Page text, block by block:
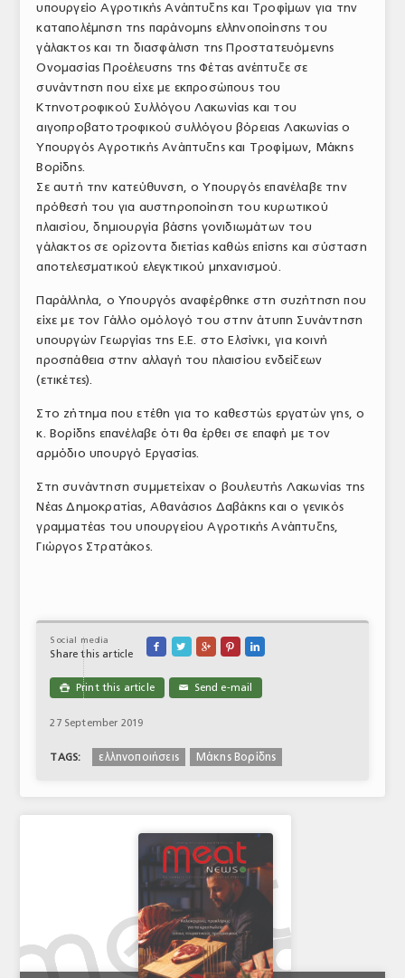
ΕΜΠΟΡΙΚΟΙ ΑΝΤΙΠΡΟΣΩΠΟΙ
ΝΟΜΟΘΕΣΙΑ
ΕΥΡΩΠΑΪΚΗ ΝΟΜΟΘΕΣΙΑ
ΤΟ ΠΕΡΙΟΔΙΚΟ
Profile
ΑΡΧΕΙΟ ΤΕΥΧΩΝ
ΣΥΝΕΔΡΙΟ ΚΡΕΑΤΟΣ
υπουργείο Αγροτικής Ανάπτυξης και Τροφίμων για την
καταπολέμηση της παράνομης ελληνοποίησης του
γάλακτος και τη διασφάλιση της Προστατευόμενης
Ονομασίας Προέλευσης της Φέτας ανέπτυξε σε
συνάντηση που είχε με εκπροσώπους του
Κτηνοτροφικού Συλλόγου Λακωνίας και του
αιγοπροβατοτροφικού συλλόγου βόρειας Λακωνίας ο
Υπουργός Αγροτικής Ανάπτυξης και Τροφίμων, Μάκης
Βορίδης.
Σε αυτή την κατεύθυνση, ο Υπουργός επανέλαβε την
πρόθεσή του για αυστηροποίηση του κυρωτικού
πλαισίου, δημιουργία βάσης γονιδιωμάτων του
γάλακτος σε ορίζοντα διετίας καθώς επίσης και σύσταση
αποτελεσματικού ελεγκτικού μηχανισμού.
Παράλληλα, ο Υπουργός αναφέρθηκε στη συζήτηση που
είχε με τον Γάλλο ομόλογό του στην άτυπη Συνάντηση
υπουργών Γεωργίας της Ε.Ε. στο Ελσίνκι, για κοινή
προσπάθεια στην αλλαγή του πλαισίου ενδείξεων
(ετικέτες).
Στο ζήτημα που ετέθη για το καθεστώς εργατών γης, ο
κ. Βορίδης επανέλαβε ότι θα έρθει σε επαφή με τον
αρμόδιο υπουργό Εργασίας.
Στη συνάντηση συμμετείχαν ο βουλευτής Λακωνίας της
Νέας Δημοκρατίας, Αθανάσιος Δαβάκης και ο γενικός
γραμματέας του υπουργείου Αγροτικής Ανάπτυξης,
Γιώργος Στρατάκος.
Social media
Share this article
    
 Print this article ✉ Send e-mail
27 September 2019
TAGS: ελληνοποιήσεις Μάκης Βορίδης